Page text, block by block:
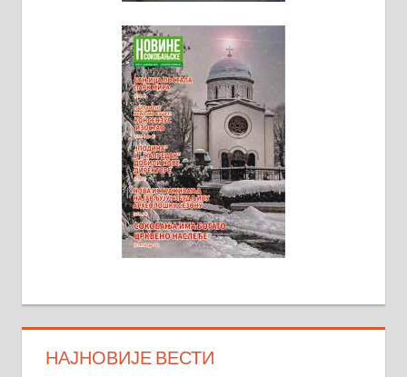
НАЈНОВИЈЕ ВЕСТИ